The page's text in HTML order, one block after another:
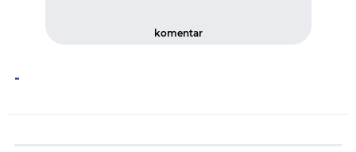
komentar
-